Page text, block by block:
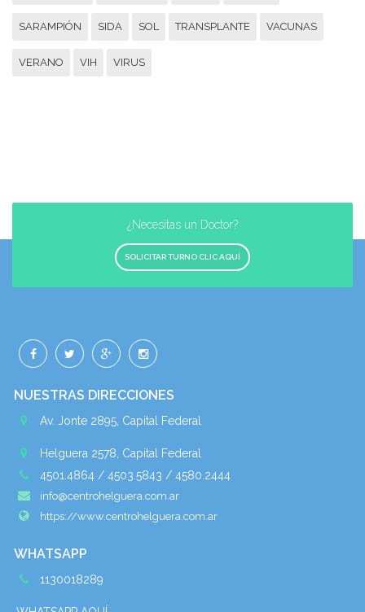
SARAMPIÓN SIDA SOL TRANSPLANTE VACUNAS
VERANO VIH VIRUS
¿Necesitas un Doctor?
SOLICITAR TURNO CLIC AQUÍ
NUESTRAS DIRECCIONES
Av. Jonte 2895, Capital Federal
Helguera 2578, Capital Federal
4501.4864 / 4503.5843 / 4580.2444
info@centrohelguera.com.ar
https://www.centrohelguera.com.ar
WHATSAPP
1130018289